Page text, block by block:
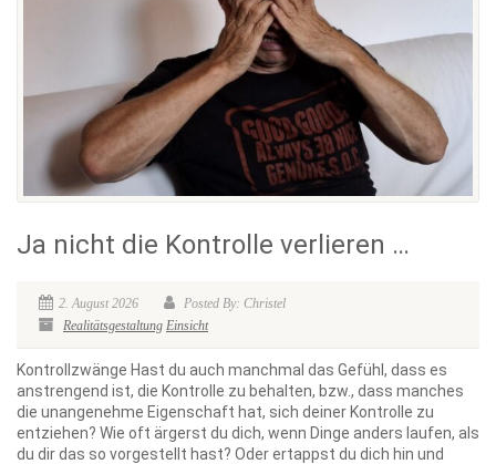
Ja nicht die Kontrolle verlieren …
2. August 2026
Posted By: Christel
Realitätsgestaltung Einsicht
Kontrollzwänge Hast du auch manchmal das Gefühl, dass es
anstrengend ist, die Kontrolle zu behalten, bzw., dass manches
die unangenehme Eigenschaft hat, sich deiner Kontrolle zu
entziehen? Wie oft ärgerst du dich, wenn Dinge anders laufen, als
du dir das so vorgestellt hast? Oder ertappst du dich hin und